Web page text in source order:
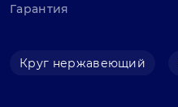
Гарантия
Круг нержавеющий